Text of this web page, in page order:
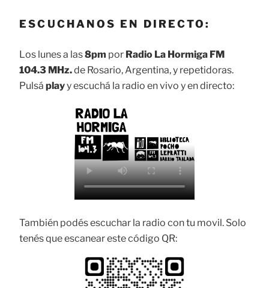
ESCUCHANOS EN DIRECTO:
Los lunes a las8pm por Radio La Hormiga FM
104.3 MHz.de Rosario, Argentina, y repetidoras.
Pulsá playy escuchá la radio en vivo y en directo:
También podés escuchar la radio con tu movil. Solo
tenés que escanear este código QR: